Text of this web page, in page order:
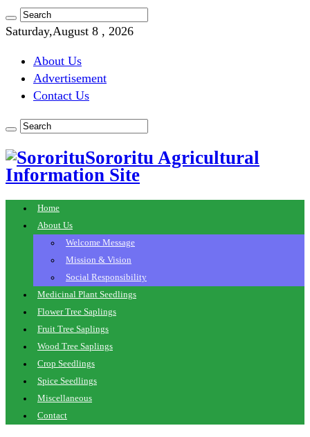
Saturday,August 8 , 2026
About Us
Advertisement
Contact Us
Sororitu Agricultural
Information Site
Home
About Us
Welcome Message
Mission & Vision
Social Responsibility
Medicinal Plant Seedlings
Flower Tree Saplings
Fruit Tree Saplings
Wood Tree Saplings
Crop Seedlings
Spice Seedlings
Miscellaneous
Contact